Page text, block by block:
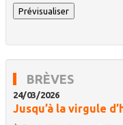
BRÈVES
24/03/2026
Jusqu’à la virgule